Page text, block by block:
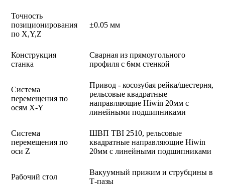
Точность
позиционирования
по X,Y,Z
±0.05 мм
Конструкция
станка
Сварная из прямоугольного
профиля с 6мм стенкой
Система
перемещения по
осям X-Y
Привод - косозубая рейка/шестерня,
рельсовые квадратные
направляющие Hiwin 20мм с
линейными подшипниками
Система
перемещения по
оси Z
ШВП TBI 2510, рельсовые
квадратные направляющие Hiwin
20мм с линейными подшипниками
Рабочий стол
Вакуумный прижим и струбцины в
Т-пазы